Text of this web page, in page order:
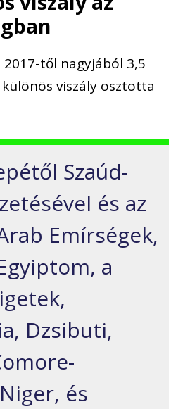
2017-től nagyjából 3,5
viszály osztotta
Szaúd-
és az
Emírségek,
a
Dzsibuti,
és